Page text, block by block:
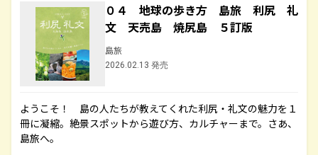
０４ 地球の歩き方 島旅 利尻 礼
文 天売島 焼尻島 ５訂版
島旅
2026.02.13 発売
ようこそ！ 島の人たちが教えてくれた利尻・礼文の魅力を１
冊に凝縮。絶景スポットから遊び方、カルチャーまで。さあ、
島旅へ。